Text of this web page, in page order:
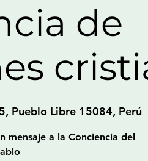
de
Pueblo Libre 15084, Perú
mensaje a la Conciencia del